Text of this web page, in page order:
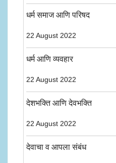
धर्म समाज आणि परिषद
22 August 2022
धर्म आणि व्यवहार
22 August 2022
देशभक्ति आणि देवभक्ति
22 August 2022
देवाचा व आपला संबंध